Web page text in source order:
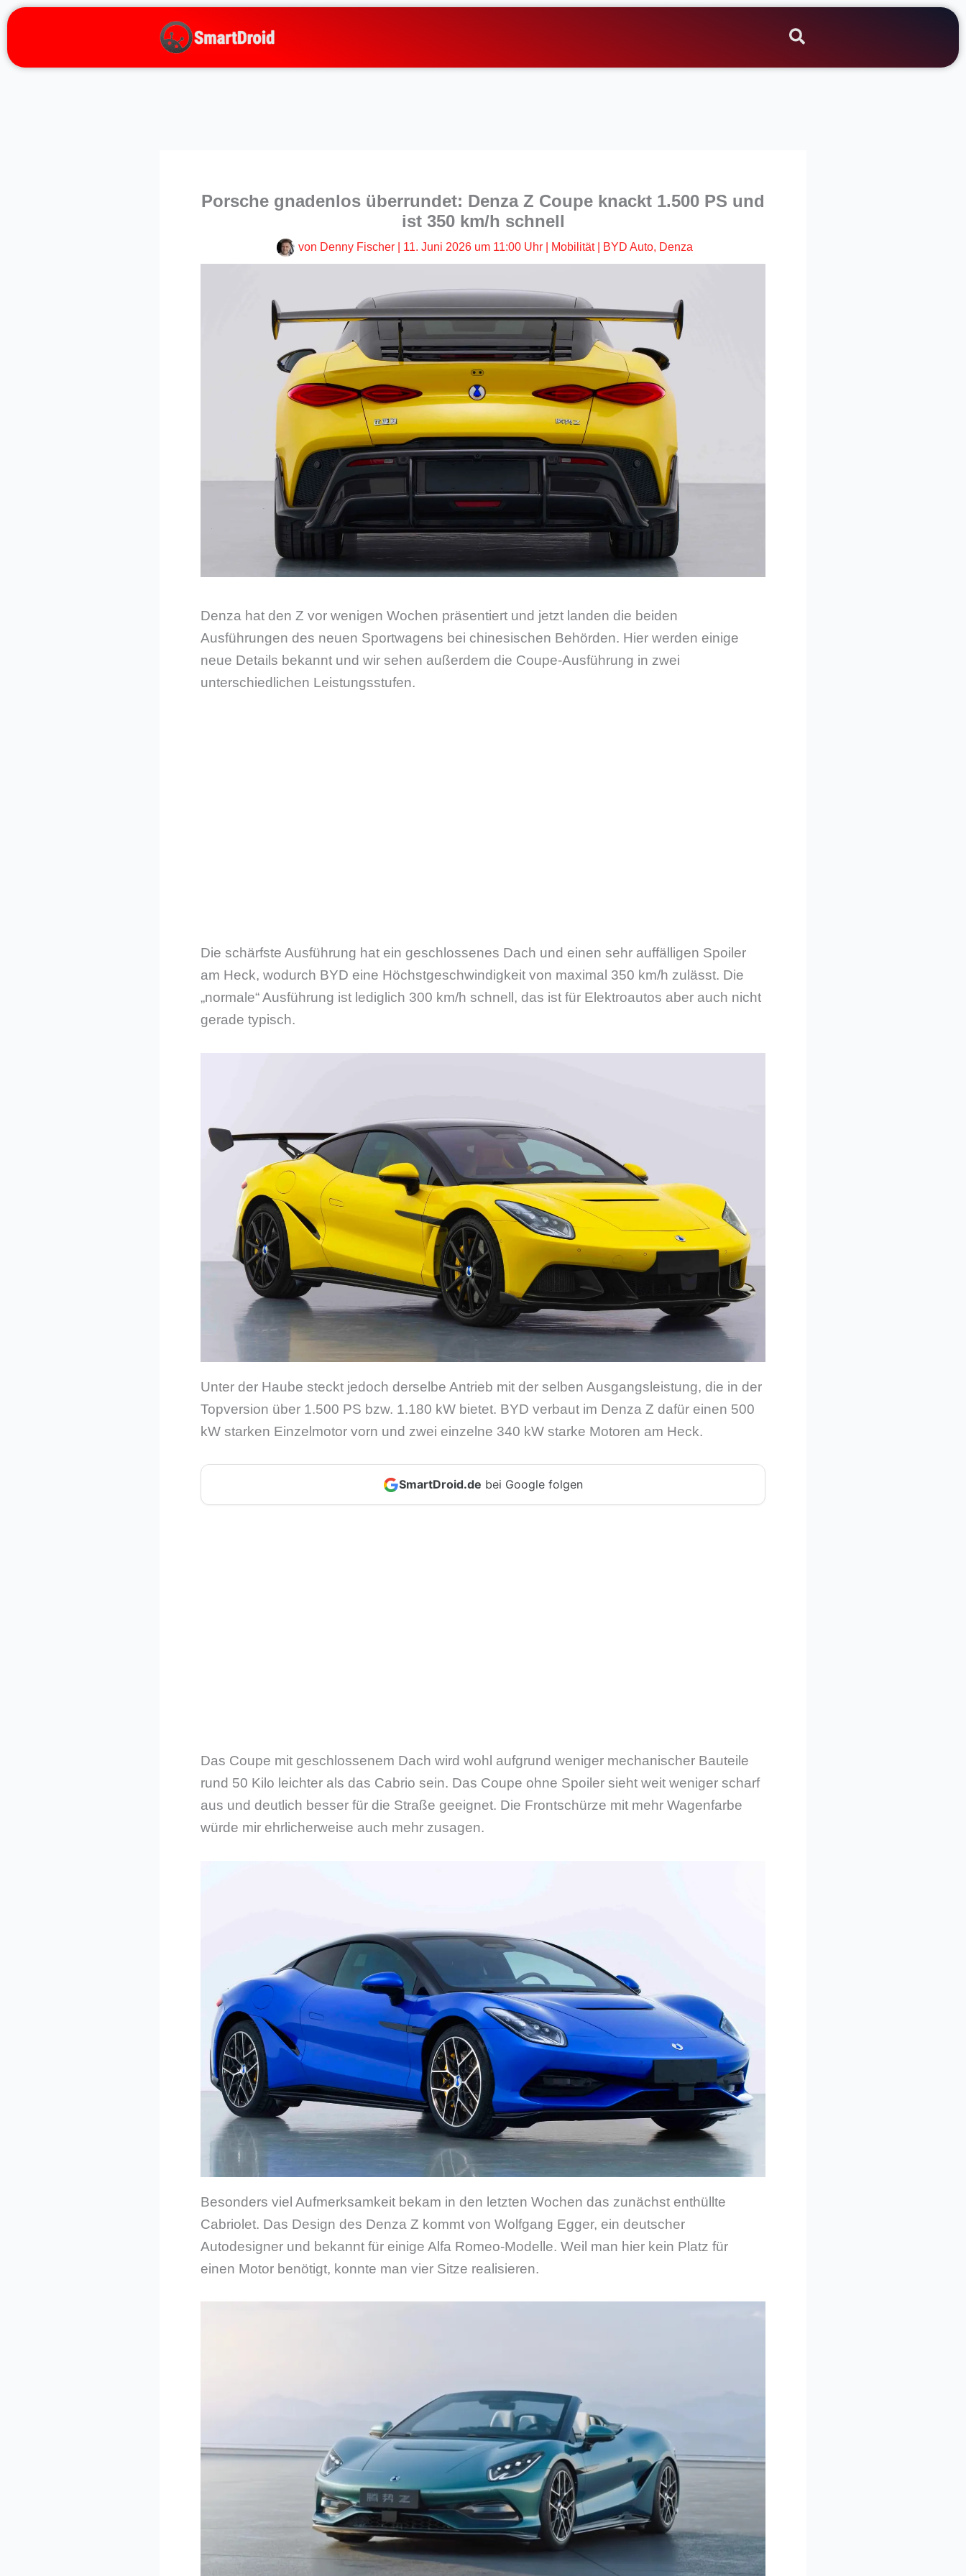
Zum
springen
Porsche gnadenlos überrundet: Denza Z Coupe knackt 1.500 PS und
ist 350 km/h schnell
von Denny Fischer 11. Juni 2026 um 11:00 Uhr Mobilität| BYD Auto, Denza
Denza hat den Z vor wenigen Wochen präsentiert und jetzt landen die beiden
Ausführungen des neuen Sportwagens bei chinesischen Behörden. Hier werden einige
neue Details bekannt und wir sehen außerdem die Coupe-Ausführung in zwei
unterschiedlichen Leistungsstufen.
Die schärfste Ausführung hat ein geschlossenes Dach und einen sehr auffälligen Spoiler
am Heck, wodurch BYD eine Höchstgeschwindigkeit von maximal 350 km/h zulässt. Die
„normale“ Ausführung ist lediglich 300 km/h schnell, das ist für Elektroautos aber auch nicht
gerade typisch.
Unter der Haube steckt jedoch derselbe Antrieb mit der selben Ausgangsleistung, die in der
Topversion über 1.500 PS bzw. 1.180 kW bietet. BYD verbaut im Denza Z dafür einen 500
kW starken Einzelmotor vorn und zwei einzelne 340 kW starke Motoren am Heck.
SmartDroid.de bei Google folgen
Das Coupe mit geschlossenem Dach wird wohl aufgrund weniger mechanischer Bauteile
rund 50 Kilo leichter als das Cabrio sein. Das Coupe ohne Spoiler sieht weit weniger scharf
aus und deutlich besser für die Straße geeignet. Die Frontschürze mit mehr Wagenfarbe
würde mir ehrlicherweise auch mehr zusagen.
Besonders viel Aufmerksamkeit bekam in den letzten Wochen das zunächst enthüllte
Cabriolet. Das Design des Denza Z kommt von Wolfgang Egger, ein deutscher
Autodesigner und bekannt für einige Alfa Romeo-Modelle. Weil man hier kein Platz für
einen Motor benötigt, konnte man vier Sitze realisieren.